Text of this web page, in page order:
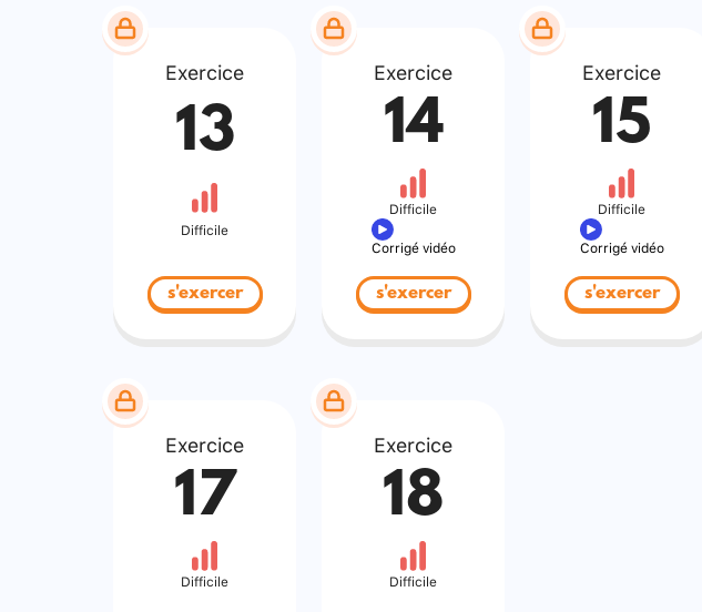
Exercice
13
Difficile
s'exercer
Exercice
14
Difficile
Corrigé vidéo
s'exercer
Exercice
15
Difficile
Corrigé vidéo
s'exercer
Exercice
17
Difficile
Exercice
18
Difficile